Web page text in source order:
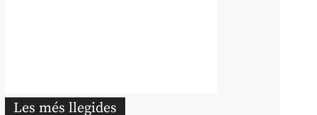
Les més llegides